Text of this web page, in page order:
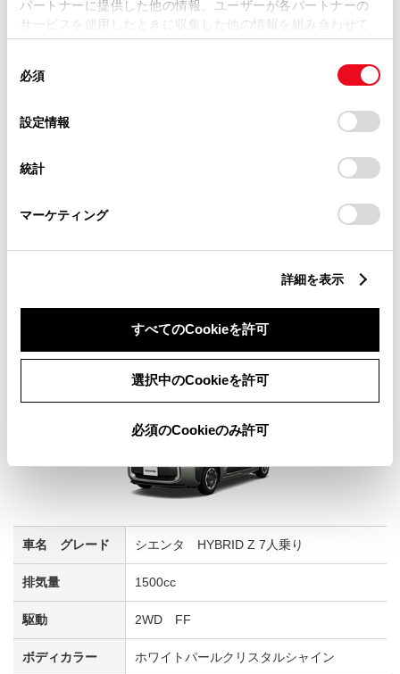
パートナーに提供した他の情報、ユーザーが各パートナーの
サービスを使用したときに収集した他の情報を組み合わせて
使用することがあります。当ウェブサイトの使用を続行する
デバイスにすべてのCookie(クッキー)が保存されることに同
意したことになります。Cookie(クッキー)のオプトアウト、
設定の変更、同意を撤回したりするにあたっては、当社の
「Cookie（クッキー）情報の取り扱いについて
」をご覧くだ
必須
設定情報
統計
マーケティング
詳細を表示
すべてのCookieを許可
選択中のCookieを許可
必須のCookieのみ許可
マイカ
試乗車予約
シエンタ HYBRID Z 7人乗り
1500cc
2WD FF
ホワイトパールクリスタルシャイン